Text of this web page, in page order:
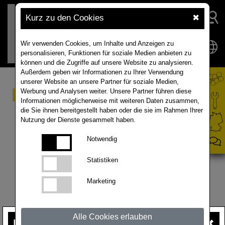
Kurz zu den Cookies ✖
Wir verwenden Cookies, um Inhalte und Anzeigen zu
personalisieren, Funktionen für soziale Medien anbieten zu
können und die Zugriffe auf unsere Website zu analysieren.
Außerdem geben wir Informationen zu Ihrer Verwendung
unserer Website an unsere Partner für soziale Medien,
Werbung und Analysen weiter. Unsere Partner führen diese
Informationen möglicherweise mit weiteren Daten zusammen,
die Sie ihnen bereitgestellt haben oder die sie im Rahmen Ihrer
Nutzung der Dienste gesammelt haben.
Notwendig
Statistiken
Marketing
Alle Cookies erlauben
Raps MATIF am
07.08.2026